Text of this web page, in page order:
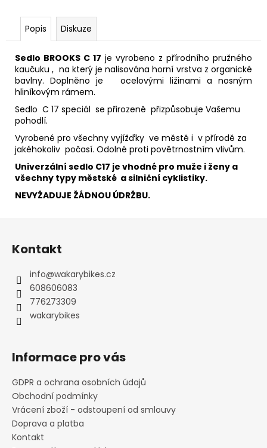
Popis Diskuze
Sedlo BROOKS C 17 je vyrobeno z přírodního pružného
kaučuku , na který je nalisována horní vrstva z organické
bavlny. Doplněno je ocelovými ližinami a nosným
hliníkovým rámem.
Sedlo C 17 speciál se přirozeně přizpůsobuje Vašemu
pohodlí.
Vyrobené pro všechny vyjížďky ve městě i v přírodě za
jakéhokoliv počasí. Odolné proti povětrnostním vlivům.
Univerzální sedlo C17 je vhodné pro muže i ženy a
všechny typy městské a silniční cyklistiky.
NEVYŽADUJE ŽÁDNOU ÚDRŽBU.
Z
Kontakt
info@wakarybikes.cz
608606083
776273309
wakarybikes
Informace pro vás
GDPR a ochrana osobních údajů
Obchodní podmínky
Vrácení zboží - odstoupení od smlouvy
Doprava a platba
Kontakt